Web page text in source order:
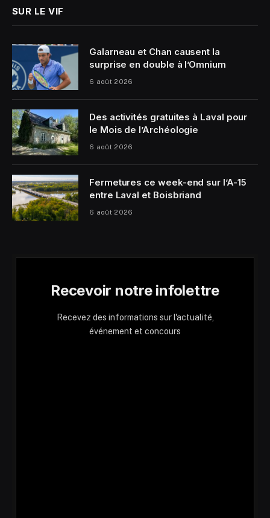
SUR LE VIF
Galarneau et Chan causent la
surprise en double à l’Omnium
6 août 2026
Des activités gratuites à Laval pour
le Mois de l’Archéologie
6 août 2026
Fermetures ce week-end sur l’A-15
entre Laval et Boisbriand
6 août 2026
Recevoir notre infolettre
Recevez des informations sur l'actualité,
événement et concours